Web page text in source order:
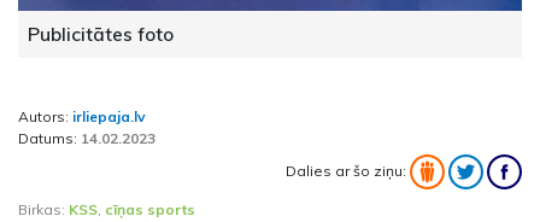
Publicitātes foto
Autors: irliepaja.lv
Datums: 14.02.2023
Dalies ar šo ziņu:
Birkas: KSS, cīņas sports